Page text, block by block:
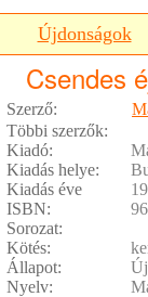
Újdonságok
Csendes
Szerző:
Többi szerzők:
Kiadó:
Kiadás helye:
Kiadás éve
ISBN:
Sorozat:
Kötés:
Állapot:
Nyelv: